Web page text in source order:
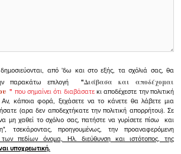
από 'δω και στο εξής, τα σχόλιά σας, θα
παρακάτω επιλογή
"Διάβασα και αποδέχομαι
" που σημαίνει ότι διαβάσατεκι αποδέχεστε την πολιτική
Αν, κάποια φορά, ξεχάσετε να το κάνετε θα λάβετε μια
(αρα δεν αποδεχτήκατε την πολιτική απορρήτου). Σε
μη χαθεί το σχόλιο σας, πατήστε να γυρίσετε πίσω και
τσεκάροντας, προηγουμένως, την προαναφερόμενη
πεδίων όνομα, Ηλ. διεύθυνση και ιστότοπος, της
υποχρεωτική.